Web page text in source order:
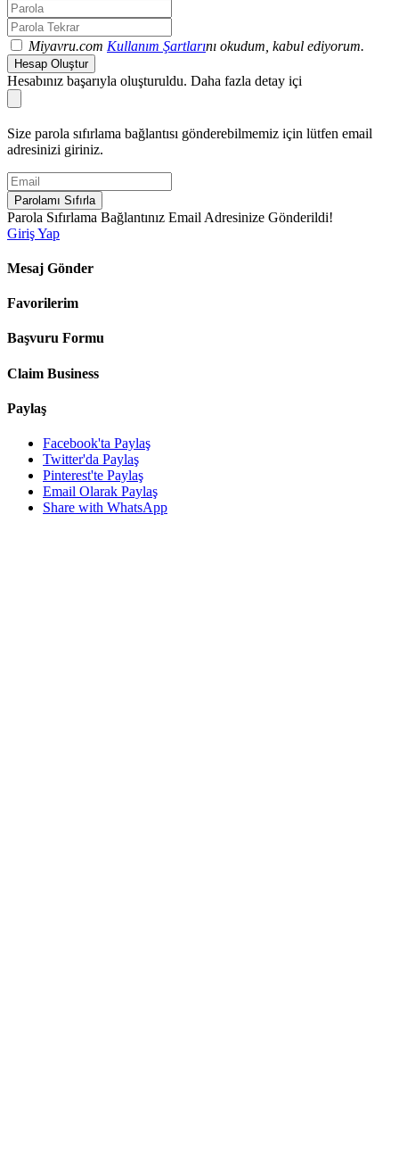
Miyavru.com Kullanım Şartlarını okudum, kabul ediyorum.
Hesap Oluştur
Hesabınız başarıyla oluşturuldu. Daha fazla detay içi
Size parola sıfırlama bağlantısı gönderebilmemiz için lütfen email
adresinizi giriniz.
Parolamı Sıfırla
Parola Sıfırlama Bağlantınız Email Adresinize Gönderildi!
Giriş Yap
Mesaj Gönder
Favorilerim
Başvuru Formu
Claim Business
Paylaş
Facebook'ta Paylaş
Twitter'da Paylaş
Pinterest'te Paylaş
Email Olarak Paylaş
Share with WhatsApp